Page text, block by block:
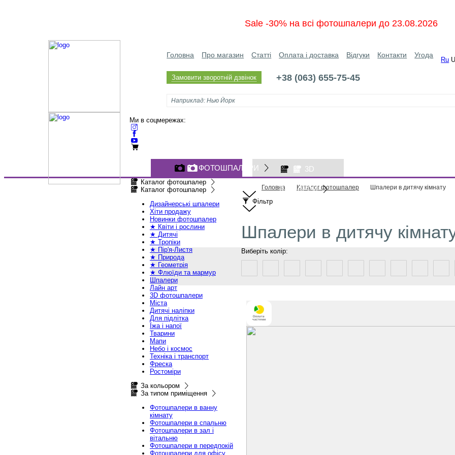
Sale -30% на всі фотошпалери до 23.08.2026
Головна Про магазин Статті Оплата і доставка Відгуки Контакти Угода
Ru
Замовити зворотній дзвінок +38 (063) 655-75-45
Ми в соцмережах:
ФОТОШПАЛЕРИ 3D
ШПАЛЕРИ
Каталог фотошпалер
Каталог фотошпалер
Дизайнерські шпалери
Хіти продажу
Новинки фотошпалер
★ Квіти і рослини
★ Дитячі
★ Тропіки
★ Пір'я-Листя
★ Природа
★ Геометрія
★ Флюїди та мармур
Шпалери
Лайн арт
3D фотошпалери
Міста
Дитячі наліпки
Для підлітка
Їжа і напої
Тварини
Мапи
Небо і космос
Техніка і транспорт
Фреска
Ростоміри
За кольором
За типом приміщення
Фотошпалери в ванну
кімнату
Фотошпалери в спальню
Фотошпалери в зал і
вітальню
Фотошпалери в передпокій
Фотошпалери для офісу
Головна Каталог фотошпалер Шпалери в дитячу кімнату
Фільтр
Шпалери в дитячу
Виберіть колір: